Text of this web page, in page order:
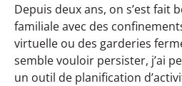
Depuis deux ans, on s’est
familiale avec des
virtuelle ou des garderies
semble vouloir persister, j’ai
un outil de planification